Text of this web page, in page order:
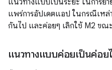
แนวทางแบบเป็นระยะ ในการย้
แพร่การอัปเดตแอป ในกรณีเห
กันไป และค่อยๆ เลิกใช้ M2 ขณ
แนวทางแบบค่อยเป็นค่อย